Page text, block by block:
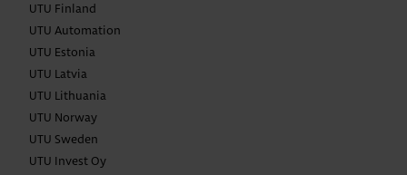
UTU Finland
UTU Automation
UTU Estonia
UTU Latvia
UTU Lithuania
UTU Norway
UTU Sweden
UTU Invest Oy